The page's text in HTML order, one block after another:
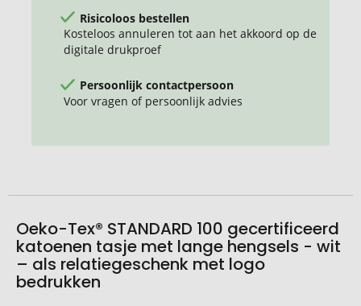
Risicoloos bestellen
Kosteloos annuleren tot aan het akkoord op de
digitale drukproef
Persoonlijk contactpersoon
Voor vragen of persoonlijk advies
Oeko-Tex® STANDARD 100 gecertificeerd
katoenen tasje met lange hengsels - wit
– als relatiegeschenk met logo
bedrukken